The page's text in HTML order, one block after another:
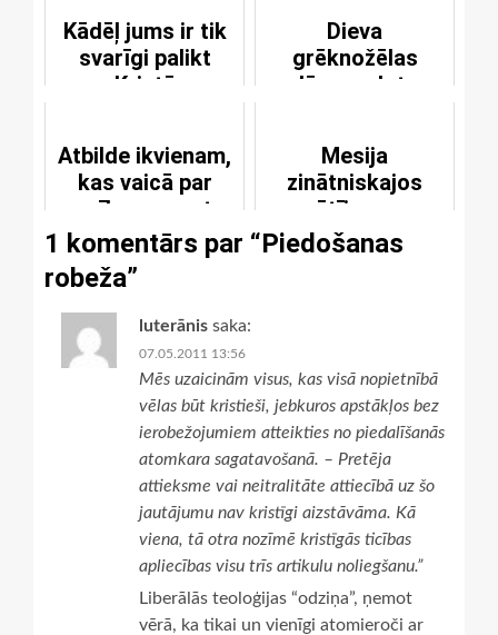
Kādēļ jums ir tik
svarīgi palikt
Kristū
Dieva
grēknožēlas
dāvana dota
Atbilde ikvienam,
kas vaicā par
cerības pamatu
mūsos
Mesija
zinātniskajos
pētījumos
1 komentārs par “Piedošanas
robeža”
luterānis saka:
07.05.2011 13:56
Mēs uzaicinām visus, kas visā nopietnībā
vēlas būt kristieši, jebkuros apstākļos bez
ierobežojumiem atteikties no piedalīšanās
atomkara sagatavošanā. – Pretēja
attieksme vai neitralitāte attiecībā uz šo
jautājumu nav kristīgi aizstāvāma. Kā
viena, tā otra nozīmē kristīgās ticības
apliecības visu trīs artikulu noliegšanu.”
Liberālās teoloģijas “odziņa”, ņemot
vērā, ka tikai un vienīgi atomieroči ar